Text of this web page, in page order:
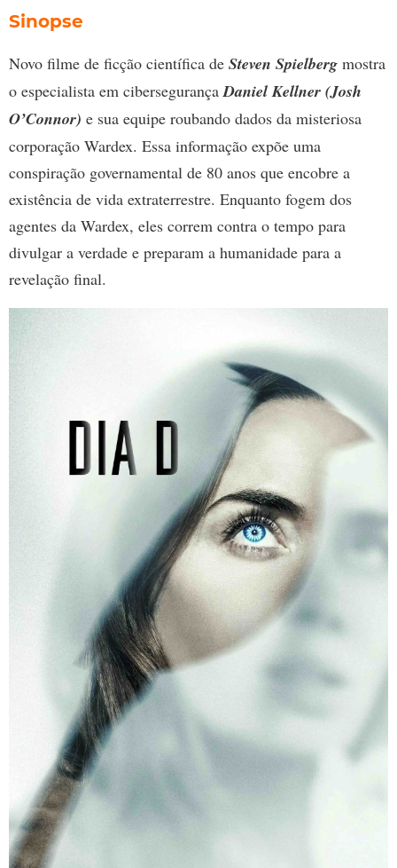
Sinopse
Novo filme de ficção científica de Steven Spielberg mostra
o especialista em cibersegurançaDaniel Kellner (Josh
O’Connor) e sua equipe roubando dados da misteriosa
corporação Wardex. Essa informação expõe uma
conspiração governamental de 80 anos que encobre a
existência de vida extraterrestre. Enquanto fogem dos
agentes da Wardex, eles correm contra o tempo para
divulgar a verdade e preparam a humanidade para a
revelação final.